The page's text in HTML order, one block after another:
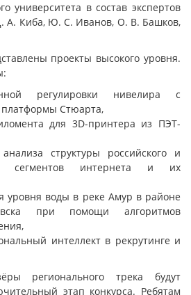
университета в состав экспертов
А. Киба, Ю. С. Иванов, О. В. Башков,
проекты высокого уровня.
регулировки нивелира с
Стюарта,
для 3D-принтера из ПЭТ-
структуры российского и
сегментов интернета и их
уровня воды в реке Амур в районе
при помощи алгоритмов
интеллект в рекрутинге и
регионального трека будут
этап конкурса. Ребятам